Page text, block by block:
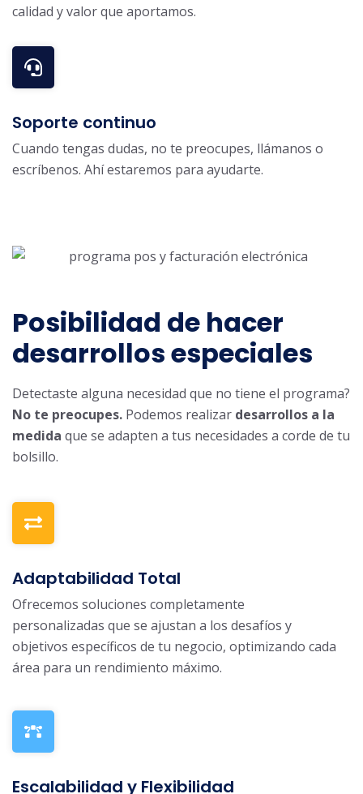
calidad y valor que aportamos.
Soporte continuo
Cuando tengas dudas, no te preocupes, llámanos o
escríbenos. Ahí estaremos para ayudarte.
Posibilidad de hacer
desarrollos especiales
Detectaste alguna necesidad que no tiene el programa?
No te preocupes. Podemos realizar desarrollos a la
medida que se adapten a tus necesidades a corde de tu
bolsillo.
Adaptabilidad Total
Ofrecemos soluciones completamente
personalizadas que se ajustan a los desafíos y
objetivos específicos de tu negocio, optimizando cada
área para un rendimiento máximo.
Escalabilidad y Flexibilidad